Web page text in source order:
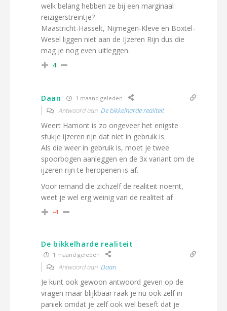
welk belang hebben ze bij een marginaal
reizigerstreintje?
Maastricht-Hasselt, Nijmegen-Kleve en Boxtel-
Wesel liggen niet aan de IJzeren Rijn dus die
mag je nog even uitleggen.
4
Daan 1 maand geleden
Antwoord aan De bikkelharde realiteit
Weert Hamont is zo ongeveer het enigste
stukje ijzeren rijn dat niet in gebruik is.
Als die weer in gebruik is, moet je twee
spoorbogen aanleggen en de 3x variant om de
ijzeren rijn te heropenen is af.
Voor iemand die zichzelf de realiteit noemt,
weet je wel erg weinig van de realiteit af
-4
De bikkelharde realiteit
1 maand geleden
Antwoord aan Daan
Je kunt ook gewoon antwoord geven op de
vragen maar blijkbaar raak je nu ook zelf in
paniek omdat je zelf ook wel beseft dat je